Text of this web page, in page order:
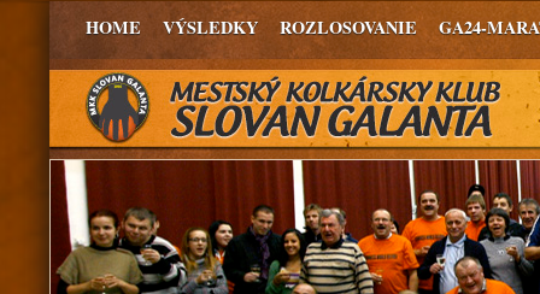
HOME VÝSLEDKY ROZLOSOVANIE GA24-